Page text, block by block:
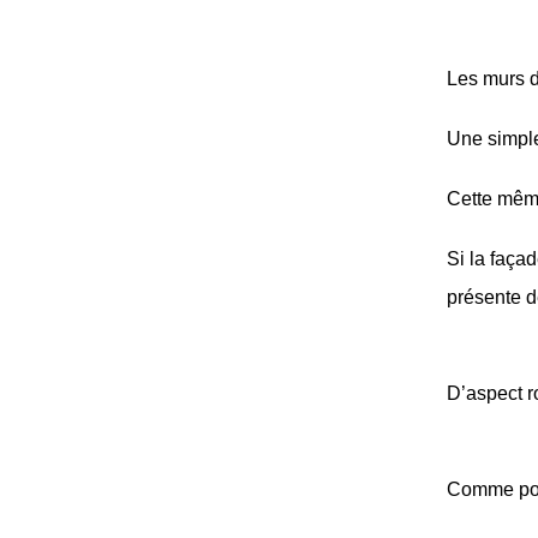
Les murs
Une
Cette
Si la
présente
D’aspect
Comme